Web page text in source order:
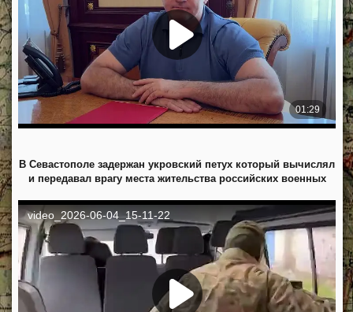
В Севастополе задержан укровский петух который вычислял
и передавал врагу места жительства российских военных